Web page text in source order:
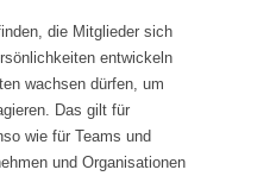
die Mitglieder sich
entwickeln
wachsen dürfen, um
Das gilt für
wie für Teams und
und Organisationen